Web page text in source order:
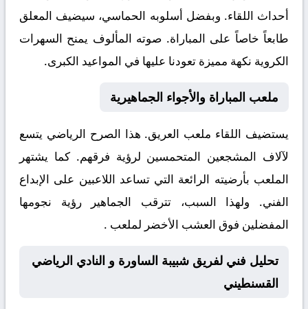
أحداث اللقاء. وبفضل أسلوبه الحماسي، سيضيف المعلق
طابعاً خاصاً على المباراة. صوته المألوف يمنح السهرات
الكروية نكهة مميزة تعودنا عليها في المواعيد الكبرى.
ملعب المباراة والأجواء الجماهيرية
يستضيف اللقاء ملعب العريق. هذا الصرح الرياضي يتسع
لآلاف المشجعين المتحمسين لرؤية فرقهم. كما يشتهر
الملعب بأرضيته الرائعة التي تساعد اللاعبين على الإبداع
الفني. ولهذا السبب، تترقب الجماهير رؤية نجومها
المفضلين فوق العشب الأخضر لملعب .
تحليل فني لفريق شبيبة الساورة و النادي الرياضي
القسنطيني